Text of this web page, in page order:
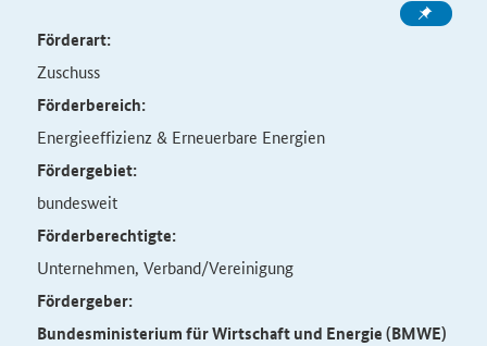
Förderart:
Zuschuss
Förderbereich:
Energieeffizienz & Erneuerbare Energien
Fördergebiet:
bundesweit
Förderberechtigte:
Unternehmen, Verband/Vereinigung
Fördergeber:
Bundesministerium für Wirtschaft und Energie (BMWE)